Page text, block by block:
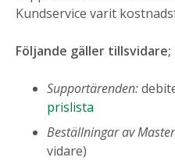
Kundservice varit
Följande gäller tillsvidare;
Supportärenden:
prislista
Beställningar av
vidare)